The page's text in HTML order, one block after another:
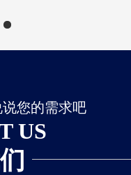
您的需求吧
US